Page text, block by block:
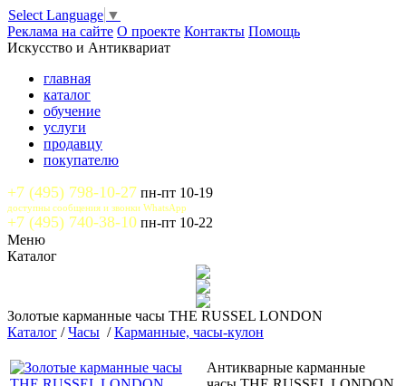
Select Language ▼
Реклама на сайте О проекте Контакты Помощь
Искусство и Антиквариат
главная
каталог
обучение
услуги
продавцу
покупателю
+7 (495) 798-10-27 пн-пт 10-19
доступны сообщения и звонки WhatsApp
+7 (495) 740-38-10 пн-пт 10-22
Меню
Каталог
Золотые карманные часы THE RUSSEL LONDON
Каталог /Часы /Карманные, часы-кулон
Антикварные карманные